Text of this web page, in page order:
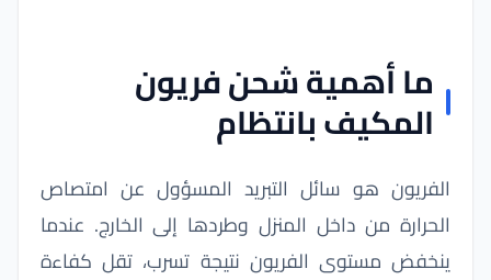
ما أهمية شحن فريون
المكيف بانتظام
الفريون هو سائل التبريد المسؤول عن امتصاص
الحرارة من داخل المنزل وطردها إلى الخارج. عندما
ينخفض مستوى الفريون نتيجة تسرب، تقل كفاءة